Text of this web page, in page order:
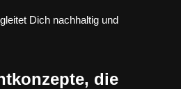
Dich nachhaltig und
die